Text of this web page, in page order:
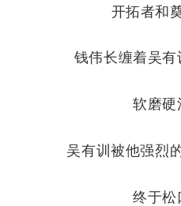
开拓者和
钱伟长缠着吴
软磨硬
吴有训被他强烈
终于松